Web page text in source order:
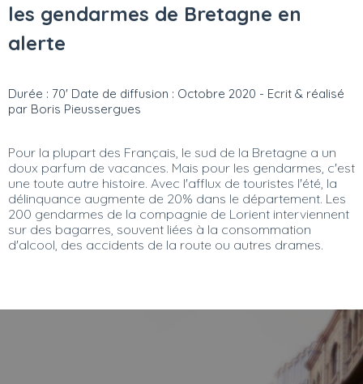
les gendarmes de Bretagne en
alerte
Durée : 70' Date de diffusion : Octobre 2020 - Ecrit & réalisé
par Boris Pieussergues
Pour la plupart des Français, le sud de la Bretagne a un
doux parfum de vacances. Mais pour les gendarmes, c'est
une toute autre histoire. Avec l'afflux de touristes l'été, la
délinquance augmente de 20% dans le département. Les
200 gendarmes de la compagnie de Lorient interviennent
sur des bagarres, souvent liées à la consommation
d'alcool, des accidents de la route ou autres drames.